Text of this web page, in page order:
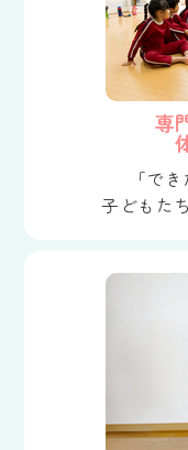
専
「で
子どもた